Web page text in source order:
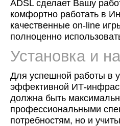
ADSL сделает Вашу
комфортно работать в
качественные on-line
полноценно
Установка и
Для успешной работы в
эффективной ИТ-
должна быть
профессиональными
потребностям, но и